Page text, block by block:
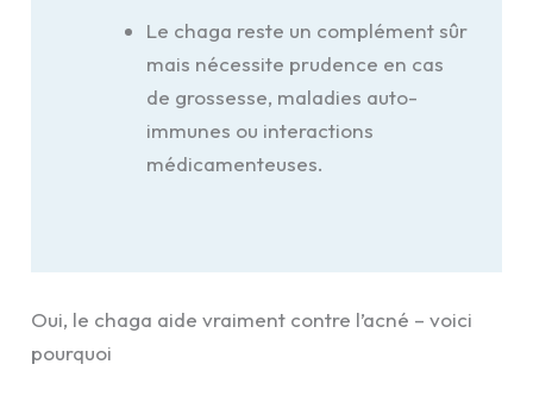
Le chaga reste un complément sûr
mais nécessite prudence en cas
de grossesse, maladies auto-
immunes ou interactions
médicamenteuses.
Oui, le chaga aide vraiment contre l’acné – voici
pourquoi